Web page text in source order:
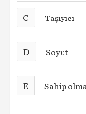
C Taşıyıcı
D Soyut
E Sahip